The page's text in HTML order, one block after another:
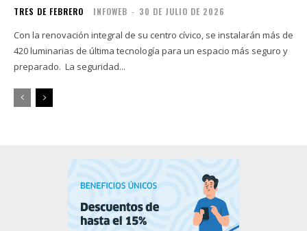
TRES DE FEBRERO INFOWEB - 30 DE JULIO DE 2026
Con la renovación integral de su centro cívico, se instalarán más de
420 luminarias de última tecnología para un espacio más seguro y
preparado. La seguridad...